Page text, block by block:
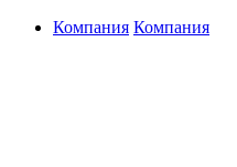
Компания Компания